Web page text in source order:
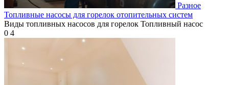
Разное
Топливные насосы для горелок отопительных систем
Виды топливных насосов для горелок Топливный насос
0 4